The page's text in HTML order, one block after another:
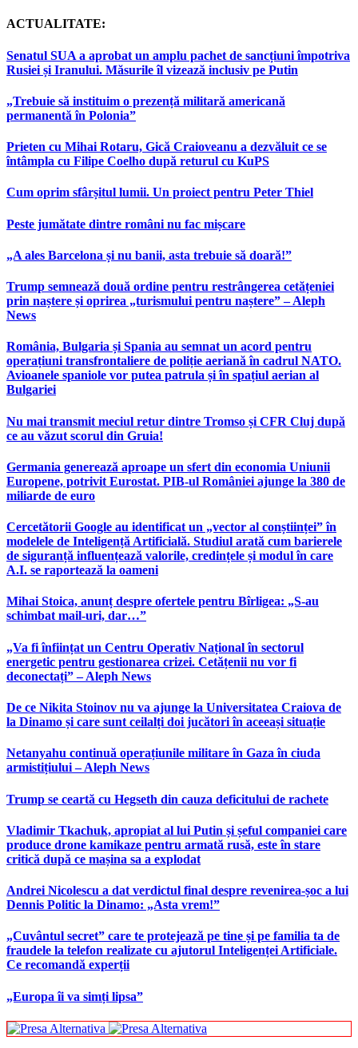
ACTUALITATE:
Senatul SUA a aprobat un amplu pachet de sancțiuni împotriva
Rusiei și Iranului. Măsurile îl vizează inclusiv pe Putin
„Trebuie să instituim o prezență militară americană
permanentă în Polonia”
Prieten cu Mihai Rotaru, Gică Craioveanu a dezvăluit ce se
întâmpla cu Filipe Coelho după returul cu KuPS
Cum oprim sfârșitul lumii. Un proiect pentru Peter Thiel
Peste jumătate dintre români nu fac mișcare
„A ales Barcelona și nu banii, asta trebuie să doară!”
Trump semnează două ordine pentru restrângerea cetățeniei
prin naștere și oprirea „turismului pentru naștere” – Aleph
News
România, Bulgaria și Spania au semnat un acord pentru
operațiuni transfrontaliere de poliție aeriană în cadrul NATO.
Avioanele spaniole vor putea patrula și în spațiul aerian al
Bulgariei
Nu mai transmit meciul retur dintre Tromso și CFR Cluj după
ce au văzut scorul din Gruia!
Germania generează aproape un sfert din economia Uniunii
Europene, potrivit Eurostat. PIB-ul României ajunge la 380 de
miliarde de euro
Cercetătorii Google au identificat un „vector al conștiinței” în
modelele de Inteligență Artificială. Studiul arată cum barierele
de siguranță influențează valorile, credințele și modul în care
A.I. se raportează la oameni
Mihai Stoica, anunț despre ofertele pentru Bîrligea: „S-au
schimbat mail-uri, dar…”
„Va fi înființat un Centru Operativ Național în sectorul
energetic pentru gestionarea crizei. Cetățenii nu vor fi
deconectați” – Aleph News
De ce Nikita Stoinov nu va ajunge la Universitatea Craiova de
la Dinamo și care sunt ceilalți doi jucători în aceeași situație
Netanyahu continuă operațiunile militare în Gaza în ciuda
armistițiului – Aleph News
Trump se ceartă cu Hegseth din cauza deficitului de rachete
Vladimir Tkachuk, apropiat al lui Putin și șeful companiei care
produce drone kamikaze pentru armată rusă, este în stare
critică după ce mașina sa a explodat
Andrei Nicolescu a dat verdictul final despre revenirea-șoc a lui
Dennis Politic la Dinamo: „Asta vrem!”
„Cuvântul secret” care te protejează pe tine și pe familia ta de
fraudele la telefon realizate cu ajutorul Inteligenței Artificiale.
Ce recomandă experții
„Europa îi va simți lipsa”